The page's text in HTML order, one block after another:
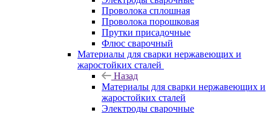
Проволока сплошная
Проволока порошковая
Прутки присадочные
Флюс сварочный
Материалы для сварки нержавеющих и
жаростойких сталей
Назад
Материалы для сварки нержавеющих и
жаростойких сталей
Электроды сварочные